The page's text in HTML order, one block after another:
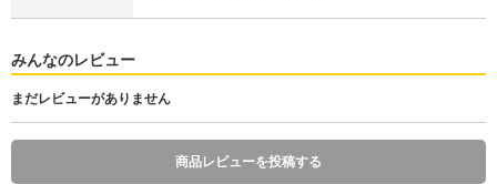
みんなのレビュー
まだレビューがありません
商品レビューを投稿する